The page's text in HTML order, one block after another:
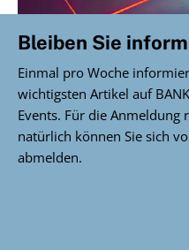
Bleiben Sie
Einmal pro Woche
wichtigsten Artikel auf
Events. Für die Anmeldung
natürlich können Sie sich
abmelden.